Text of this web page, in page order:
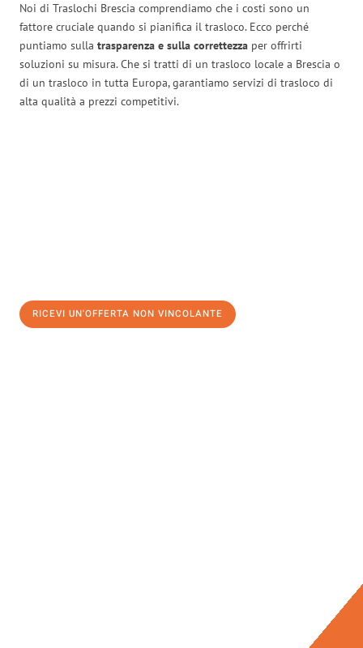
Noi di Traslochi Brescia comprendiamo che i costi sono un
fattore cruciale quando si pianifica il trasloco. Ecco perché
puntiamo sulla trasparenza e sulla correttezza per offrirti
soluzioni su misura. Che si tratti di un trasloco locale a Brescia o
di un trasloco in tutta Europa, garantiamo servizi di trasloco di
alta qualità a prezzi competitivi.
RICEVI UN'OFFERTA NON VINCOLANTE